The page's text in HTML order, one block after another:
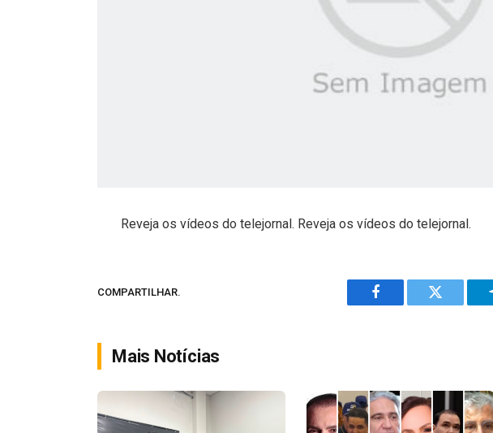
Reveja os vídeos do telejornal. Reveja os vídeos do telejornal.
COMPARTILHAR.
Facebook Twitter
Mais Notícias